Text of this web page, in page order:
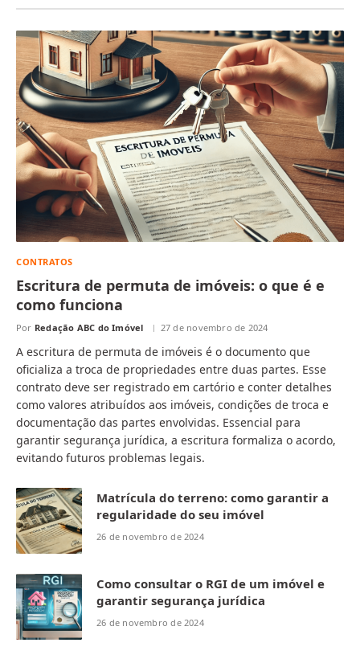
CONTRATOS
Escritura de permuta de imóveis: o que é e
como funciona
Por Redação ABC do Imóvel 27 de novembro de 2024
A escritura de permuta de imóveis é o documento que
oficializa a troca de propriedades entre duas partes. Esse
contrato deve ser registrado em cartório e conter detalhes
como valores atribuídos aos imóveis, condições de troca e
documentação das partes envolvidas. Essencial para
garantir segurança jurídica, a escritura formaliza o acordo,
evitando futuros problemas legais.
Matrícula do terreno: como garantir a
regularidade do seu imóvel
26 de novembro de 2024
Como consultar o RGI de um imóvel e
garantir segurança jurídica
26 de novembro de 2024